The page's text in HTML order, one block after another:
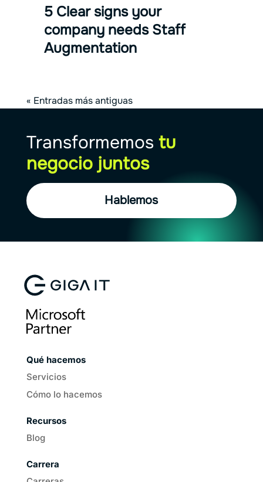
5 Clear signs your
company needs Staff
Augmentation
« Entradas más antiguas
Transformemos tu
negocio juntos
Hablemos
Qué hacemos
Servicios
Cómo lo hacemos
Recursos
Blog
Carrera